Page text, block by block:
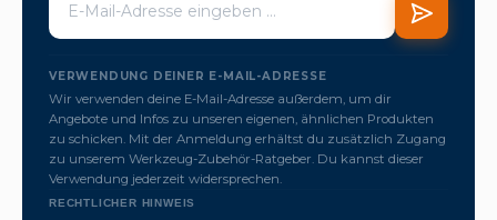
VERWENDUNG DEINER E-MAIL-ADRESSE
Wir verwenden deine E-Mail-Adresse außerdem, um dir
Angebote und Infos zu unseren eigenen, ähnlichen Produkten
zu schicken. Mit der Anmeldung erhältst du zusätzlich Zugang
zu unserem Werkzeug-Zubehör-Ratgeber. Du kannst dieser
Verwendung jederzeit widersprechen.
RECHTLICHER HINWEIS